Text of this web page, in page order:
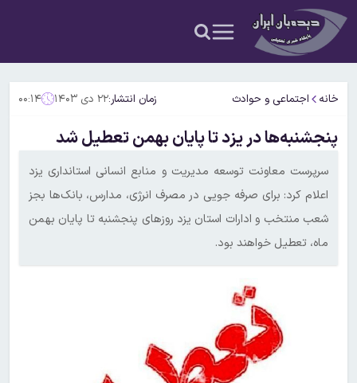
خانه اجتماعی و حوادث زمان انتشار:۲۲ دی ۱۴۰۳ ۰۰:۱۴
پنجشنبه‌ها در یزد تا پایان بهمن تعطیل شد
سرپرست معاونت توسعه مدیریت و منابع انسانی استانداری یزد
اعلام کرد: برای صرفه جویی در مصرف انرژی، مدارس، بانک‌ها بجز
شعب منتخب و ادارات استان یزد روزهای پنجشنبه تا پایان بهمن
ماه، تعطیل خواهند بود.